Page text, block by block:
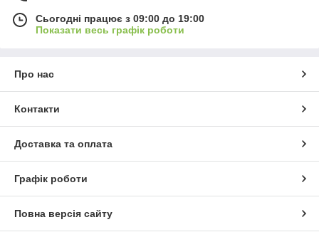
Сьогодні працює з 09:00 до 19:00
Показати весь графік роботи
Про нас
Контакти
Доставка та оплата
Графік роботи
Повна версія сайту